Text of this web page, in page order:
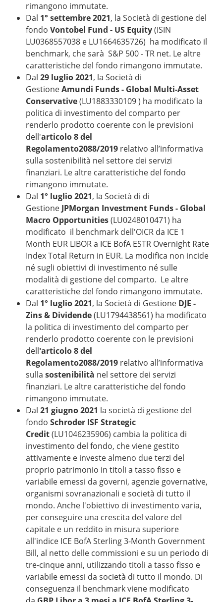
rimangono immutate.
Dal 1° settembre 2021, la Società di gestione del
fondo Vontobel Fund - US Equity(ISIN
LU0368557038 e LU1664635726) ha modificato il
benchmark, che sarà S&P 500 - TR net. Le altre
caratteristiche del fondo rimangono immutate.
Dal 29 luglio 2021, la Società di
GestioneAmundi Funds - Global Multi-Asset
Conservative(LU1883330109 ) ha modificato la
politica di investimento del comparto per
renderlo prodotto coerente con le previsioni
dell'articolo 8 del
Regolamento2088/2019relativo all’informativa
sulla sostenibilità nel settore dei servizi
finanziari. Le altre caratteristiche del fondo
rimangono immutate.
Dal 1° luglio 2021, la Società di di
GestioneJPMorgan Investment Funds - Global
Macro Opportunities(LU0248010471) ha
modificato il benchmark dell'OICR da ICE 1
Month EUR LIBOR a ICE BofA ESTR Overnight Rate
Index Total Return in EUR. La modifica non incide
né sugli obiettivi di investimento né sulle
modalità di gestione del comparto. Le altre
caratteristiche del fondo rimangono immutate.
Dal 1° luglio 2021, la Società di Gestione DJE -
Zins & Dividende(LU1794438561) ha modificato
la politica di investimento del comparto per
renderlo prodotto coerente con le previsioni
dell'articolo 8 del
Regolamento2088/2019relativo all’informativa
sulla sostenibilità nel settore dei servizi
finanziari. Le altre caratteristiche del fondo
rimangono immutate.
Dal 21 giugno 2021 la società di gestione del
fondo Schroder ISF Strategic
Credit(LU1046235906) cambia la politica di
investimento del fondo, che viene gestito
attivamente e investe almeno due terzi del
proprio patrimonio in titoli a tasso fisso e
variabile emessi da governi, agenzie governative,
organismi sovranazionali e società di tutto il
mondo. Anche l'obiettivo di investimento varia,
per conseguire una crescita del valore del
capitale e un reddito in misura superiore
all'indice ICE BofA Sterling 3-Month Government
Bill, al netto delle commissioni e su un periodo di
tre-cinque anni, utilizzando titoli a tasso fisso e
variabile emessi da società di tutto il mondo. Di
conseguenza il benchmark viene modificato